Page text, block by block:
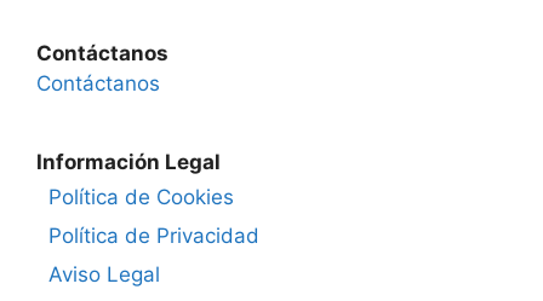
Contáctanos
Contáctanos
Información Legal
Política de Cookies
Política de Privacidad
Aviso Legal